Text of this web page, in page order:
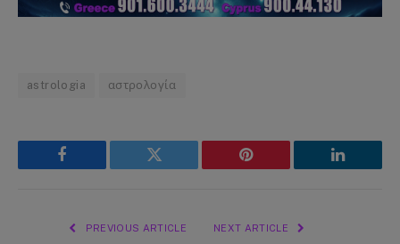
astrologia αστρολογία
Facebook Twitter Pinterest LinkedIn
PREVIOUS ARTICLE NEXT ARTICLE